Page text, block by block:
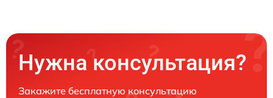
Нужна консультация?
Закажите бесплатную консультацию